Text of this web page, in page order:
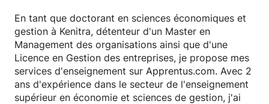
En tant que doctorant en sciences économiques et
gestion à Kenitra, détenteur d'un Master en
Management des organisations ainsi que d'une
Licence en Gestion des entreprises, je propose mes
services d'enseignement sur Apprentus.com. Avec 2
ans d'expérience dans le secteur de l'enseignement
supérieur en économie et sciences de gestion, j'ai